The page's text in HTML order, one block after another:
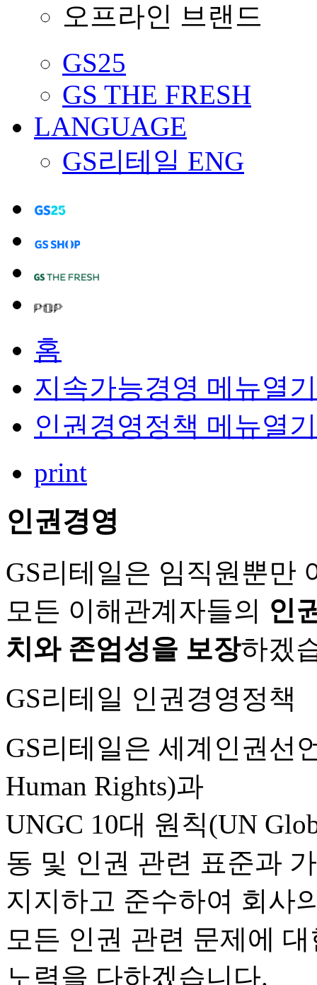
오프라인 브랜드
GS25
GS THE FRESH
LANGUAGE
GS리테일 ENG
홈
지속가능경영 메뉴열기
인권경영정책 메뉴열기
print
인권경영
GS리테일은 임직원뿐만
모든 이해관계자들의 인
치와 존엄성을 보장하겠
GS리테일 인권경영정책
GS리테일은 세계인권선
Human Rights)과
UNGC 10대 원칙(UN
동 및 인권 관련 표준과
지지하고 준수하여 회사
모든 인권 관련 문제에
노력을 다하겠습니다.